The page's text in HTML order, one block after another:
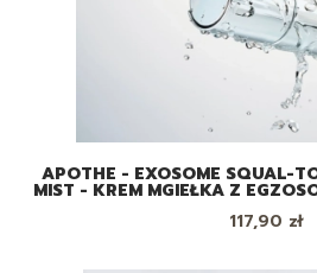
APOTHE - EXOSOME SQUAL-
MIST - KREM MGIEŁKA Z
Cena
117,90 zł